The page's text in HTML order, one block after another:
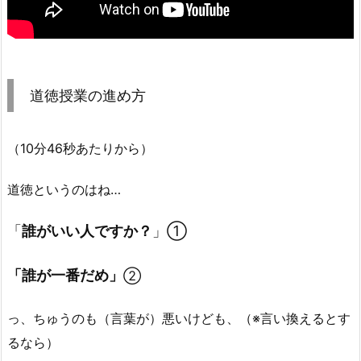
道徳授業の進め方
（10分46秒あたりから）
道徳というのはね…
「 誰がいい人ですか？ 」①
「誰が一番だめ」 ②
っ、ちゅうのも（言葉が）悪いけども、（※言い換えるとす
るなら）